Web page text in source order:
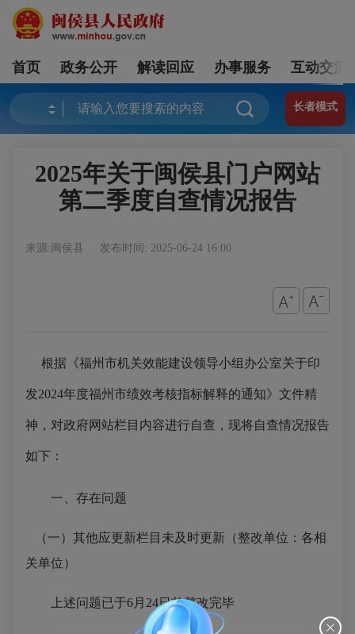
首页 政务公开 解读回应 办事服务 互动交流
长者模式
2025年关于闽侯县门户网站
第二季度自查情况报告
来源:闽侯县 发布时间: 2025-06-24 16:00
根据《福州市机关效能建设领导小组办公室关于印
发2024年度福州市绩效考核指标解释的通知》文件精
神，对政府网站栏目内容进行自查，现将自查情况报告
如下：
一、存在问题
（一）其他应更新栏目未及时更新（整改单位：各相
关单位）
上述问题已于6月24日前整改完毕